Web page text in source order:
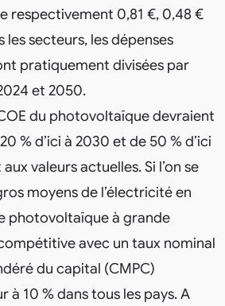
respectivement 0,81 €, 0,48 €
les secteurs, les dépenses
pratiquement divisées par
et 2050.
du photovoltaïque devraient
% d’ici à 2030 et de 50 % d’ici
valeurs actuelles. Si l’on se
moyens de l’électricité en
photovoltaïque à grande
avec un taux nominal
du capital (CMPC)
à 10 % dans tous les pays. A